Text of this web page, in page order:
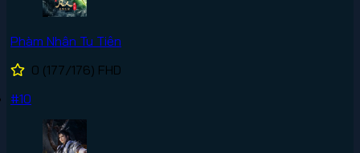
Phàm Nhân Tu Tiên
0 (177/176) FHD
#10